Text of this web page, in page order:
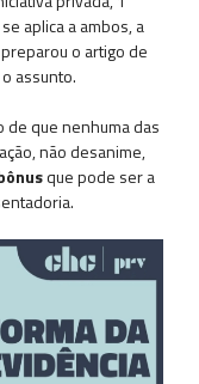
aplica a ambos, a
o artigo de
assunto.
de que nenhuma das
não desanime,
que pode ser a